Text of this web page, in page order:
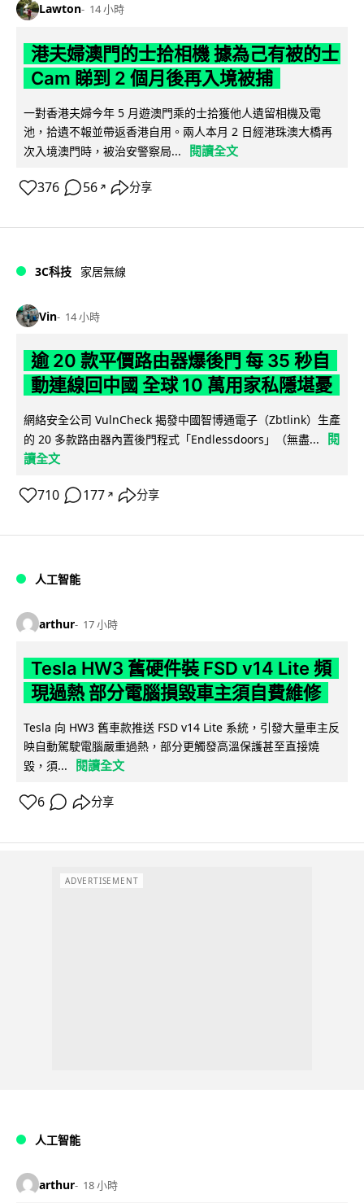
Lawton 14 小時
港夫婦澳門的士拾相機 據為己有被的士
Cam 睇到 2 個月後再入境被捕
一對香港夫婦今年 5 月遊澳門乘的士拾獲他人遺留相機及電
池，拾遺不報並帶返香港自用。兩人本月 2 日經港珠澳大橋再
次入境澳門時，被治安警察局...
閱讀全文
376 56 ↗ 分享
3C科技 家居無線
Vin 14 小時
逾 20 款平價路由器爆後門 每 35 秒自
動連線回中國 全球 10 萬用家私隱堪憂
網絡安全公司 VulnCheck 揭發中國智博通電子（Zbtlink）生產
的 20 多款路由器內置後門程式「Endlessdoors」（無盡...
閱
讀全文
710 177 ↗ 分享
人工智能
arthur 17 小時
Tesla HW3 舊硬件裝 FSD v14 Lite 頻
現過熱 部分電腦損毀車主須自費維修
Tesla 向 HW3 舊車款推送 FSD v14 Lite 系統，引發大量車主反
映自動駕駛電腦嚴重過熱，部分更觸發高溫保護甚至直接燒
毀，須...
閱讀全文
6 分享
ADVERTISEMENT
人工智能
arthur 18 小時